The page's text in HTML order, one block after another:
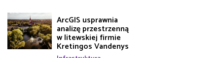
ArcGIS usprawnia
analizę przestrzenną
w litewskiej firmie
Kretingos Vandenys